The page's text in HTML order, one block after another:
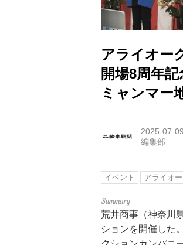
アライオー
開場8周年
ミャンマー
2025-07-09
編集部
イベント アライオ
荒井商事（神奈川
ションを開催した